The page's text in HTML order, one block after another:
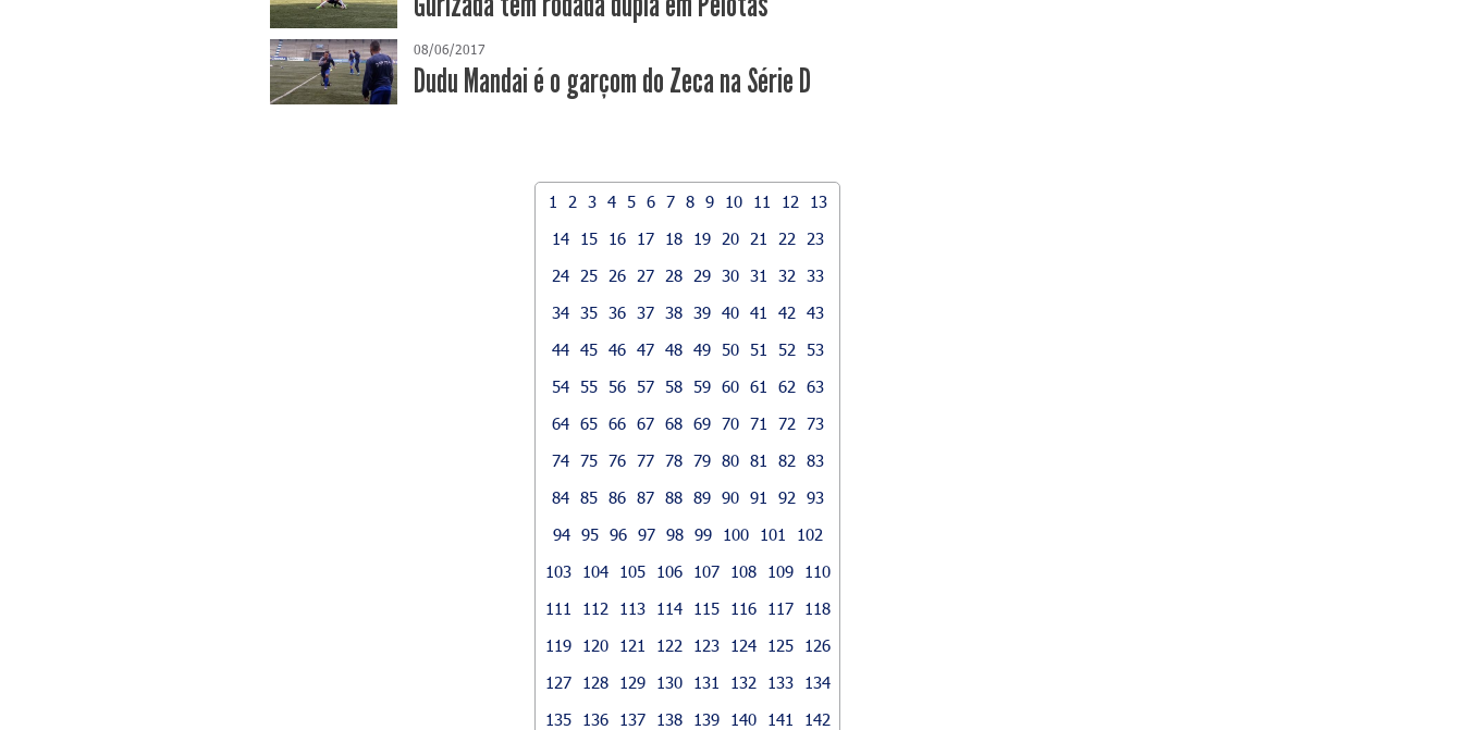
08/06/2017
Dudu Mandai é o garçom do Zeca na Série D
1 2 3 4 5 6 7 8 9 10 11 12
13
14
15 16 17 18 19 20 21 22
23
24
25 26 27 28 29 30 31 32
33
34 35 36 37 38 39 40 41 42
43
44 45 46 47 48 49 50 51 52
53
54 55 56 57 58 59 60 61 62
63
64 65 66 67 68 69 70 71 72
73
74 75 76 77 78 79 80 81 82
83
84 85 86 87 88 89 90 91 92
93
94 95 96 97 98 99 100 101
102
103
104 105 106 107 108 109
110
111
112 113 114 115 116 117
118
119
120 121 122 123 124 125
126
127
128 129 130 131 132 133
134
135
136 137 138 139 140 141
142